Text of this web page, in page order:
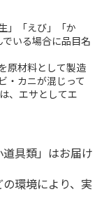
」「えび」「か
いる場合に品目名
原材料として製造
・カニが混じって
、エサとしてエ
具類」はお届け
環境により、実